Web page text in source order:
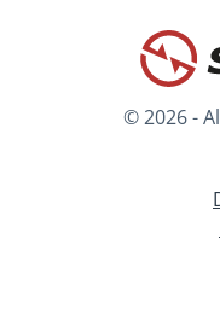
© 2026 -